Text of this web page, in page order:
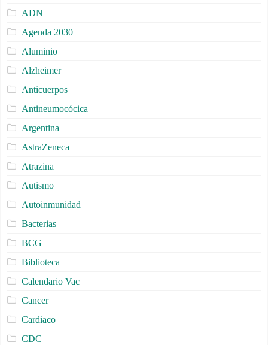
ADN
Agenda 2030
Aluminio
Alzheimer
Anticuerpos
Antineumocócica
Argentina
AstraZeneca
Atrazina
Autismo
Autoinmunidad
Bacterias
BCG
Biblioteca
Calendario Vac
Cancer
Cardiaco
CDC